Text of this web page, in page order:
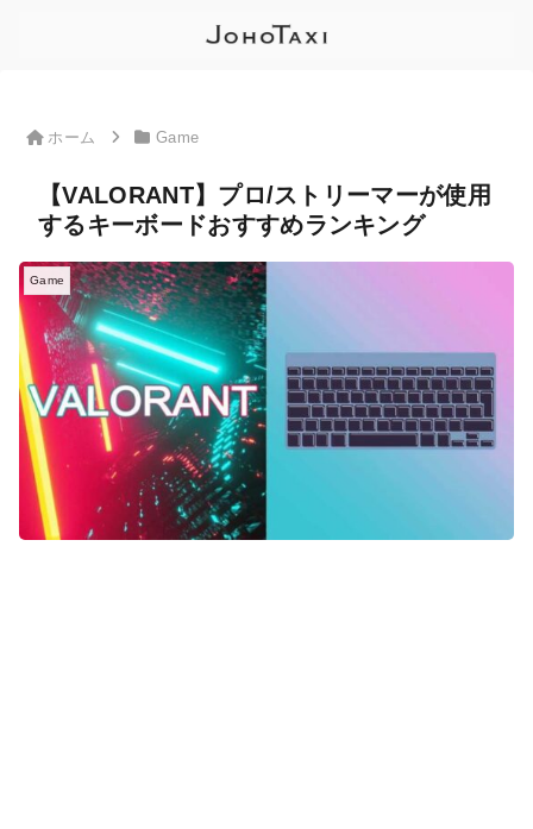
ホーム Game
【VALORANT】プロ/ストリーマーが使用
するキーボードおすすめランキング
Game